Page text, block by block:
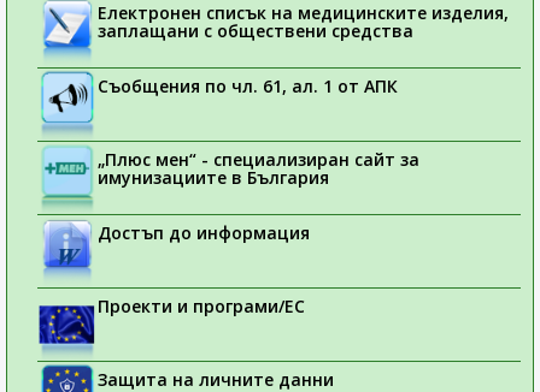
Електронен списък на медицинските изделия,
заплащани с обществени средства
Съобщения по чл. 61, ал. 1 от АПК
„Плюс мен“ - специализиран сайт за
имунизациите в България
Достъп до информация
Проекти и програми/ЕС
Защита на личните данни